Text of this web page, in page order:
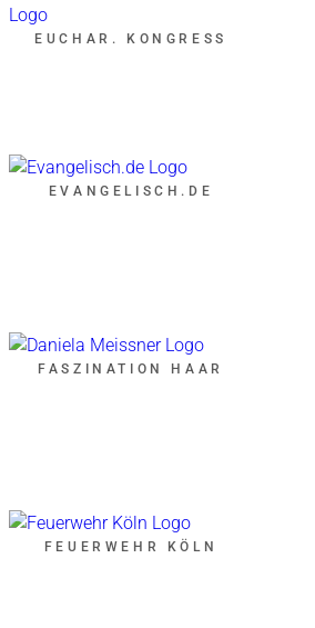
EUCHAR. KONGRESS
EVANGELISCH.DE
FASZINATION HAAR
FEUERWEHR KÖLN